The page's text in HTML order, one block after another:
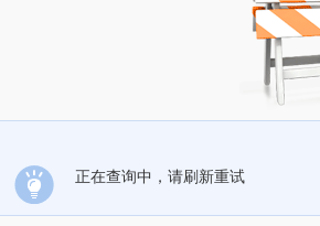
正在查询中，请刷新重试